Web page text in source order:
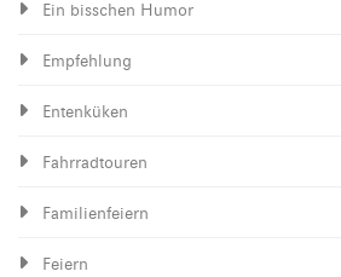
Ein bisschen Humor
Empfehlung
Entenküken
Fahrradtouren
Familienfeiern
Feiern